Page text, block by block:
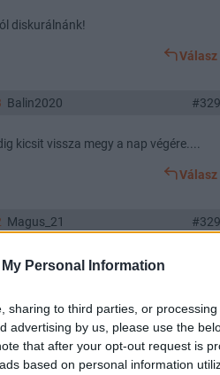
Personal Information
sharing to third parties, or
advertising by us, please use the
that after your opt-out request is
based on personal information
diskurálnánk!
Válasz
Balin2020
kicsit vissza megy a nap végére....
Válasz
Magus_21
Balin2020 #3292